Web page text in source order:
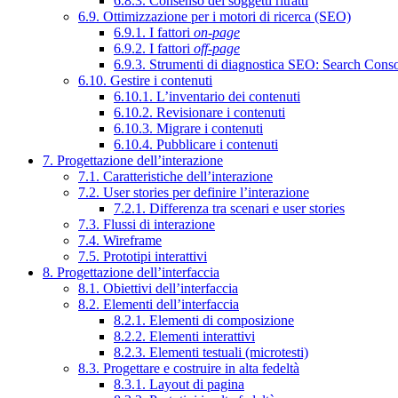
6.9. Ottimizzazione per i motori di ricerca (SEO)
6.9.1. I fattori on-page
6.9.2. I fattori off-page
6.9.3. Strumenti di diagnostica SEO: Search
6.10. Gestire i contenuti
6.10.1. L’inventario dei contenuti
6.10.2. Revisionare i contenuti
6.10.3. Migrare i contenuti
6.10.4. Pubblicare i contenuti
7. Progettazione dell’interazione
7.1. Caratteristiche dell’interazione
7.2. User stories per definire l’interazione
7.2.1. Differenza tra scenari e user stories
7.3. Flussi di interazione
7.4. Wireframe
7.5. Prototipi interattivi
8. Progettazione dell’interfaccia
8.1. Obiettivi dell’interfaccia
8.2. Elementi dell’interfaccia
8.2.1. Elementi di composizione
8.2.2. Elementi interattivi
8.2.3. Elementi testuali (microtesti)
8.3. Progettare e costruire in alta fedeltà
8.3.1. Layout di pagina